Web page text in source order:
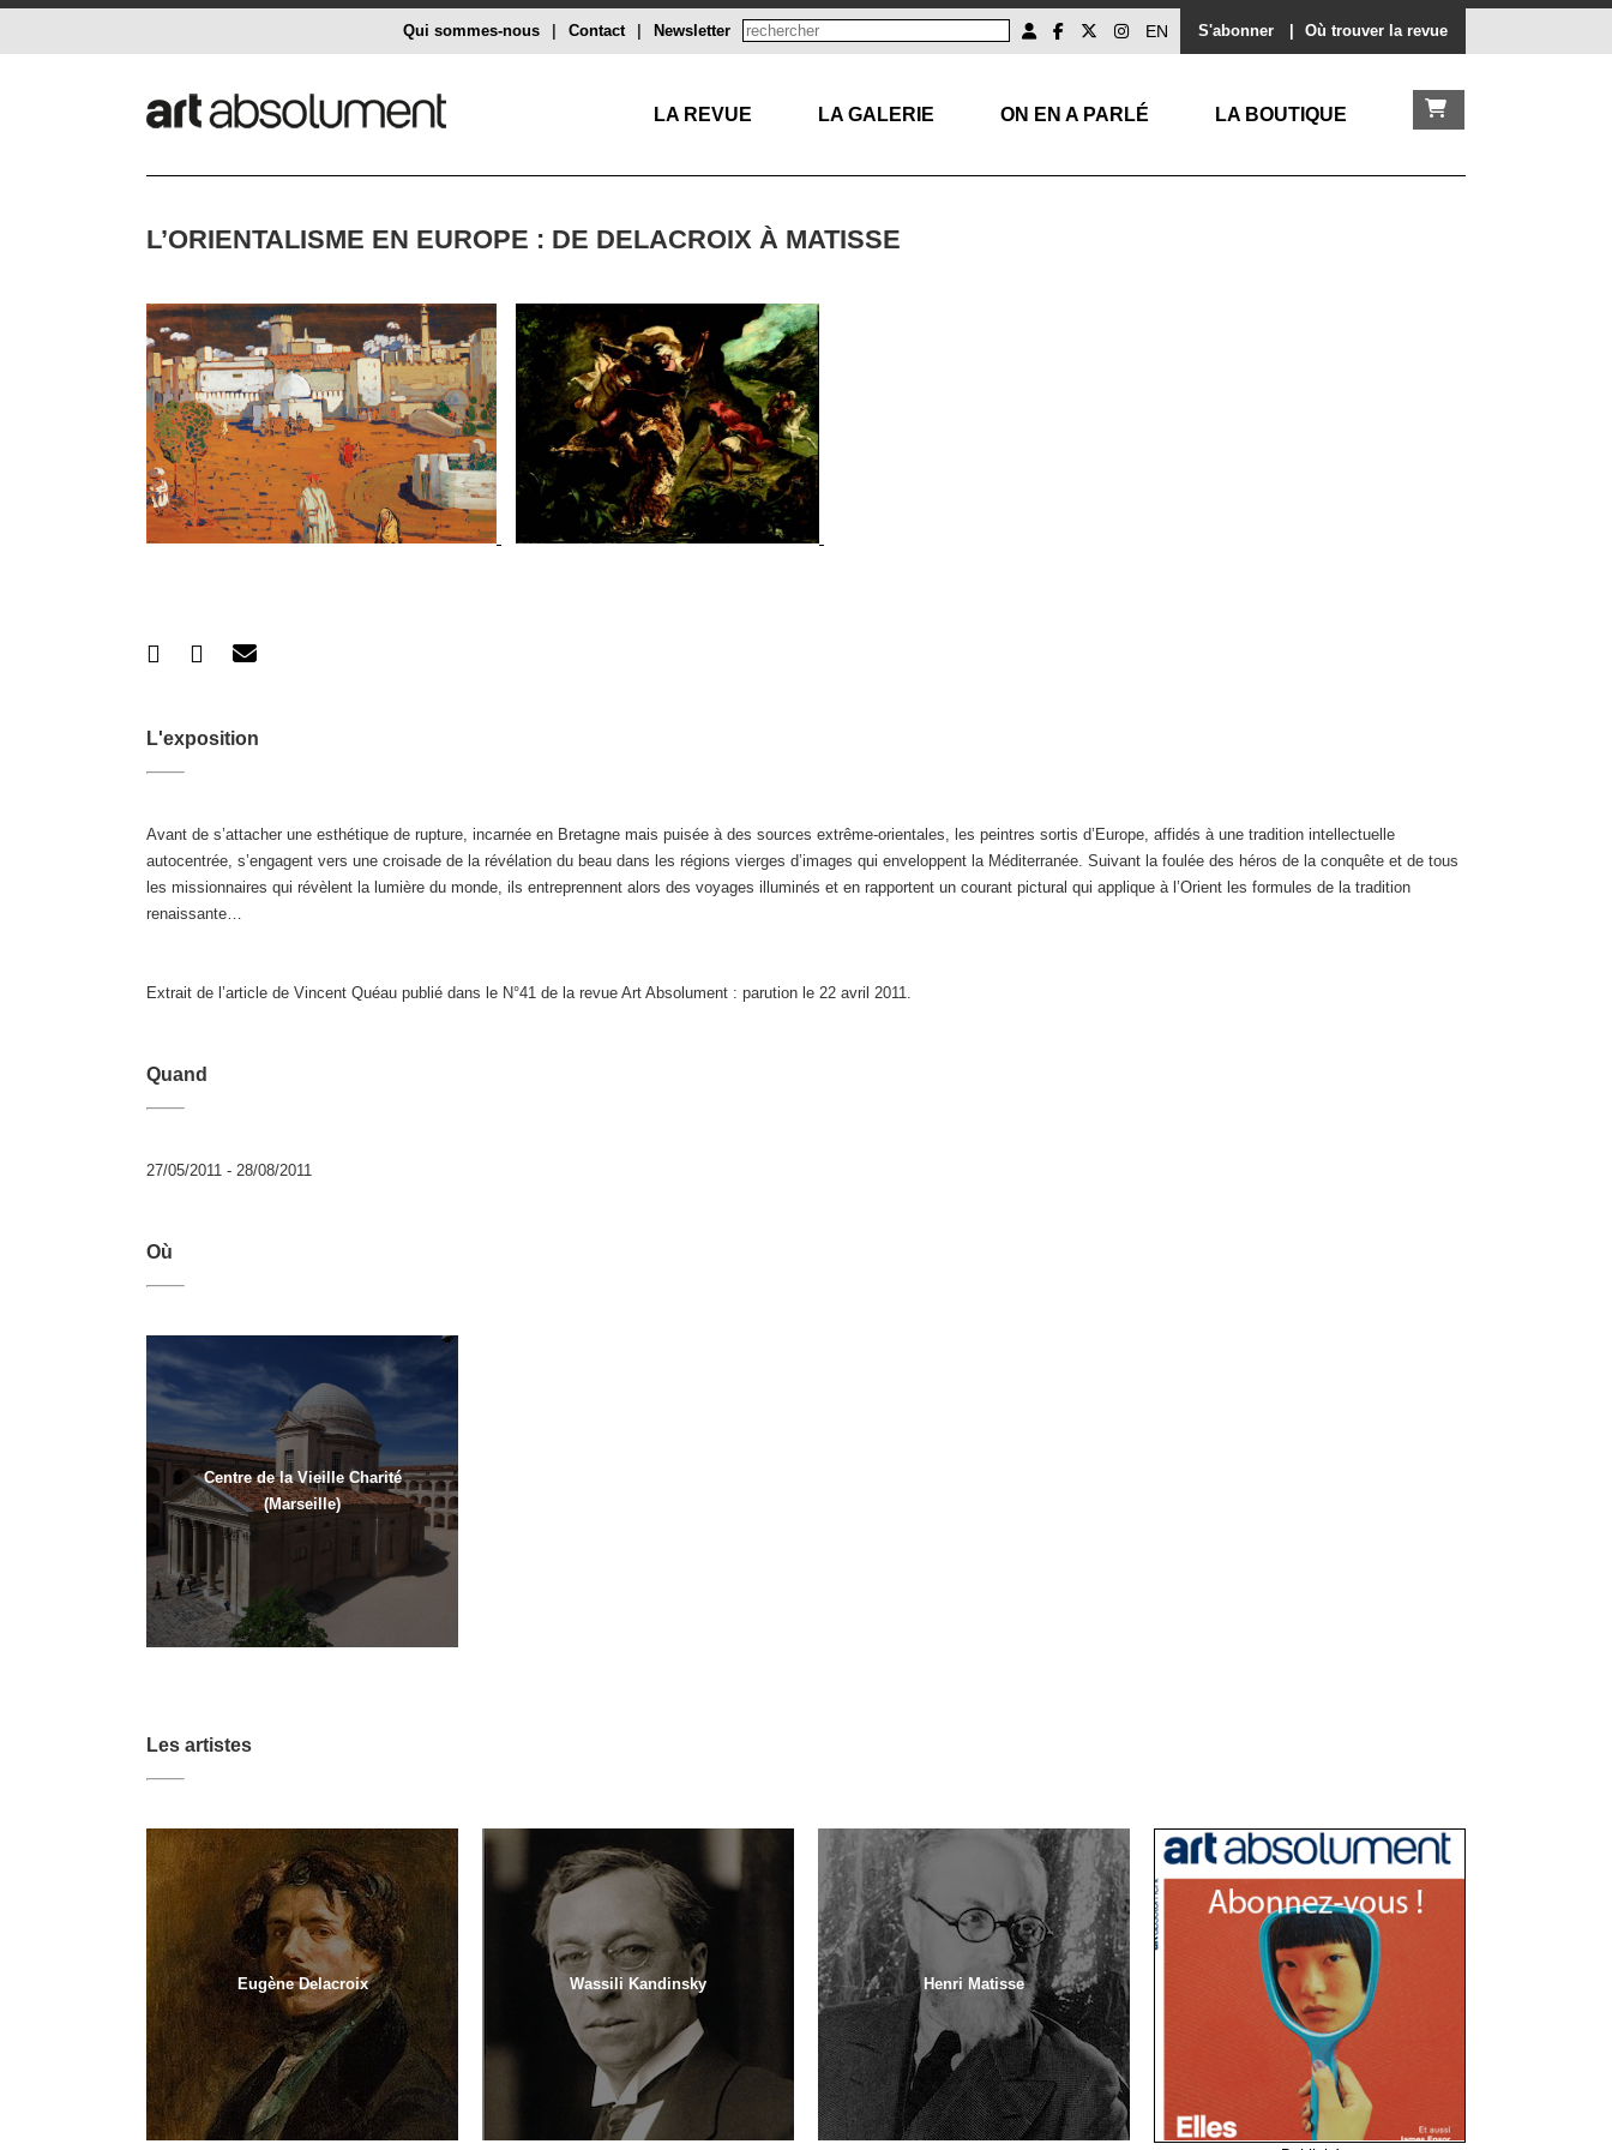
S'abonner Où trouver la revue
EN
Newsletter
Contact
Qui sommes-nous
LA REVUE LA GALERIE ON EN A PARLÉ LA BOUTIQUE
L’ORIENTALISME EN EUROPE : DE DELACROIX À MATISSE
L'exposition
Avant de s’attacher une esthétique de rupture, incarnée en Bretagne mais puisée à des sources extrême-orientales, les peintres sortis d’Europe, affidés à une tradition intellectuelle
autocentrée, s’engagent vers une croisade de la révélation du beau dans les régions vierges d’images qui enveloppent la Méditerranée. Suivant la foulée des héros de la conquête et de tous
les missionnaires qui révèlent la lumière du monde, ils entreprennent alors des voyages illuminés et en rapportent un courant pictural qui applique à l’Orient les formules de la tradition
renaissante…
Extrait de l’article de Vincent Quéau publié dans le N°41 de la revue Art Absolument : parution le 22 avril 2011.
Quand
27/05/2011 - 28/08/2011
Où
Centre de la Vieille Charité
(Marseille)
Les artistes
Eugène Delacroix Wassili Kandinsky Henri Matisse